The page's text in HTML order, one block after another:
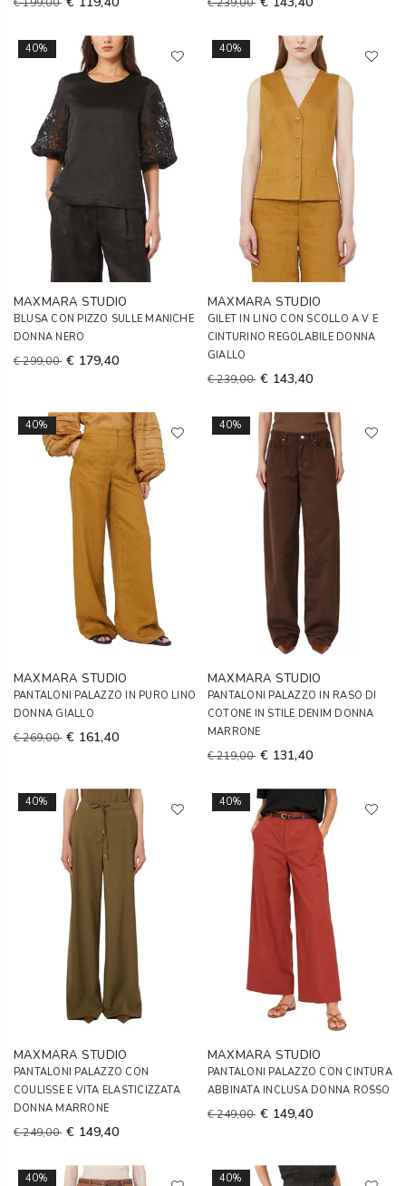
40%
MAXMARA STUDIO
BLUSA CON PIZZO SULLE MANICHE
DONNA NERO
€ 299,00 € 179,40
40%
MAXMARA STUDIO
GILET IN LINO CON SCOLLO A V E
CINTURINO REGOLABILE DONNA
GIALLO
€ 239,00 € 143,40
40%
MAXMARA STUDIO
PANTALONI PALAZZO IN PURO LINO
DONNA GIALLO
€ 269,00 € 161,40
40%
MAXMARA STUDIO
PANTALONI PALAZZO IN RASO DI
COTONE IN STILE DENIM DONNA
MARRONE
€ 219,00 € 131,40
40%
MAXMARA STUDIO
PANTALONI PALAZZO CON
COULISSE E VITA ELASTICIZZATA
DONNA MARRONE
€ 249,00 € 149,40
40%
MAXMARA STUDIO
PANTALONI PALAZZO CON CINTURA
ABBINATA INCLUSA DONNA ROSSO
€ 249,00 € 149,40
40% 40%